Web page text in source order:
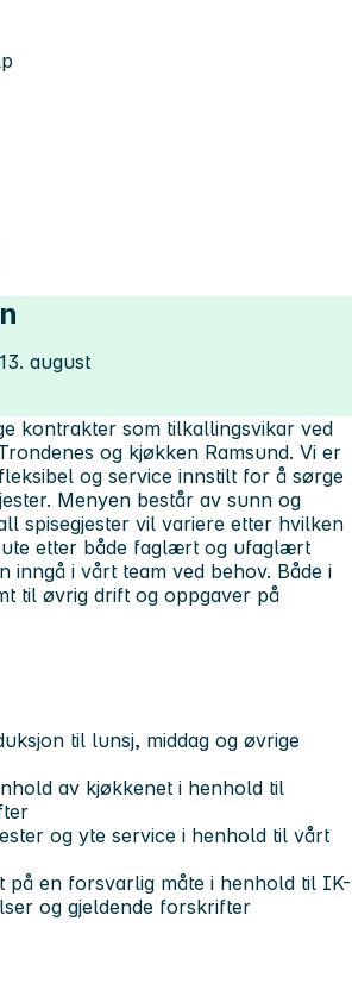
august
kontrakter som tilkallingsvikar ved
og kjøkken Ramsund. Vi er
og service innstilt for å sørge
Menyen består av sunn og
spisegjester vil variere etter hvilken
ute etter både faglært og ufaglært
inngå i vårt team ved behov. Både i
til øvrig drift og oppgaver på
til lunsj, middag og øvrige
av kjøkkenet i henhold til
og yte service i henhold til vårt
på en forsvarlig måte i henhold til IK-
og gjeldende forskrifter